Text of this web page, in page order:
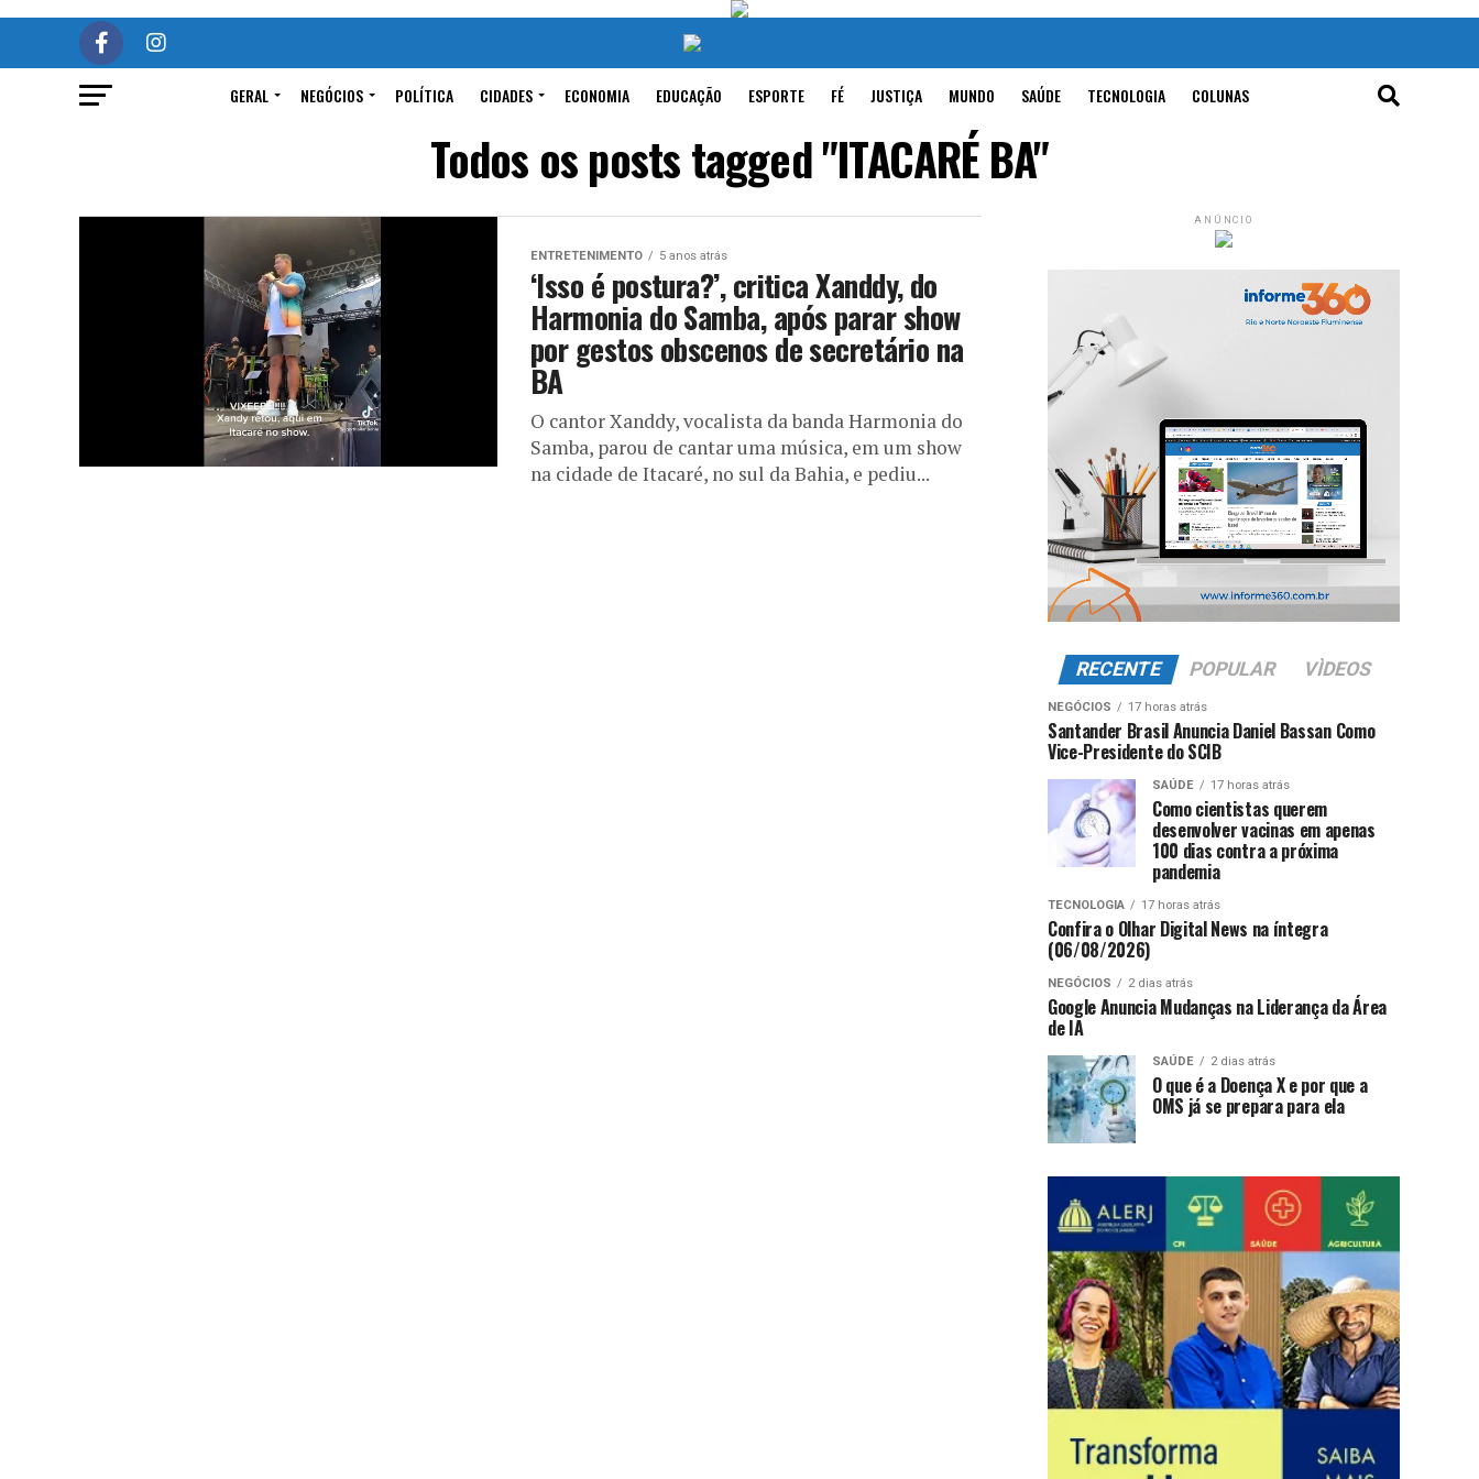
GERAL NEGÓCIOS POLÍTICA CIDADES ECONOMIA EDUCAÇÃO ESPORTE FÉ JUSTIÇA MUNDO SAÚDE TECNOLOGIA COLUNAS
Todos os posts tagged "ITACARÉ BA"
ENTRETENIMENTO 5 anos atrás
‘Isso é postura?’, critica Xanddy, do
Harmonia do Samba, após parar show
por gestos obscenos de secretário na
BA
O cantor Xanddy, vocalista da banda Harmonia do
Samba, parou de cantar uma música, em um show
na cidade de Itacaré, no sul da Bahia, e pediu...
ANÚNCIO
RECENTE POPULAR VÌDEOS
NEGÓCIOS 17 horas atrás
Santander Brasil Anuncia Daniel Bassan Como
Vice-Presidente do SCIB
SAÚDE 17 horas atrás
Como cientistas querem
desenvolver vacinas em apenas
100 dias contra a próxima
pandemia
TECNOLOGIA 17 horas atrás
Confira o Olhar Digital News na íntegra
(06/08/2026)
NEGÓCIOS 2 dias atrás
Google Anuncia Mudanças na Liderança da Área
de IA
SAÚDE 2 dias atrás
O que é a Doença X e por que a
OMS já se prepara para ela